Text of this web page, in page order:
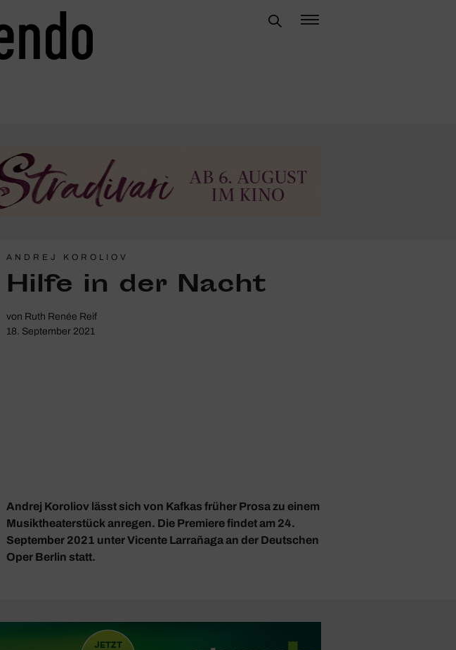
ANDREJ KOROLIOV
Hilfe in der Nacht
von Ruth Renée Reif
18. September 2021
Andrej Koroliov lässt sich von Kafkas früher Prosa zu einem
Musiktheaterstück anregen. Die Premiere findet am 24.
September 2021 unter Vicente Larrañaga an der Deutschen
Oper Berlin statt.